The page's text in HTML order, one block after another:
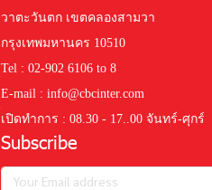
วาตะวันตก เขตคลองสามวา
กรุงเทพมหานคร 10510
Tel : 02-902 6106 to 8
E-mail : info@cbcinter.com
เปิดทำการ : 08.30 - 17..00 จันทร์-ศุกร์
Subscribe